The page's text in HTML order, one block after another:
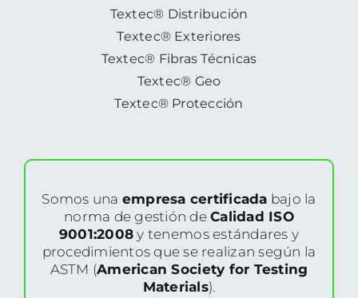
Textec® Distribución
Textec® Exteriores
Textec® Fibras Técnicas
Textec® Geo
Textec® Protección
Somos una empresa certificada bajo la
norma de gestión deCalidad ISO
9001:2008 y tenemos estándares y
procedimientos que se realizan según la
ASTM (American Society for Testing
Materials).